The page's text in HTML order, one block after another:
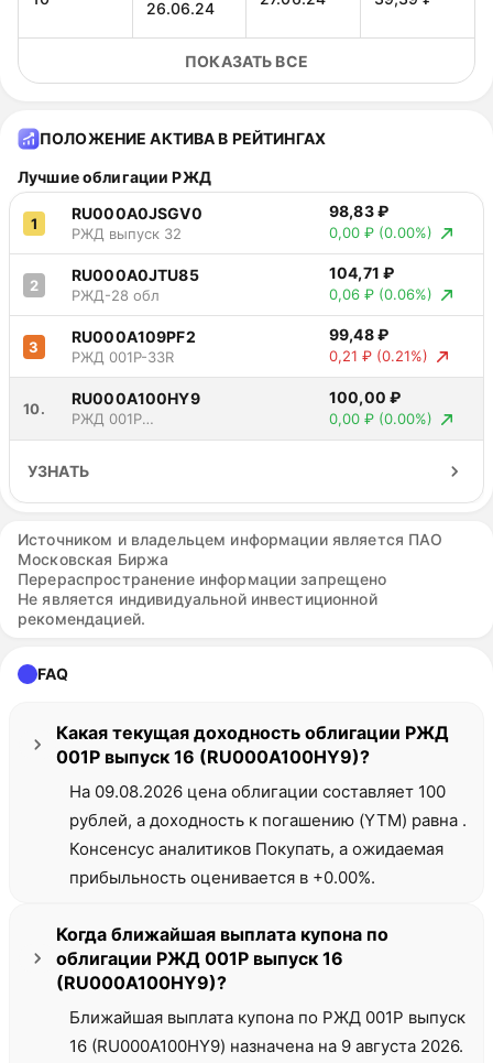
26.06.24
11
27.06.24 -
25.12.24
26.12.24 -
25.06.25
13
26.06.25 -
39,39 ₽
14
25.12.25 -
25.06.26 39,39 ₽
ПОКАЗАТЬ ВСЕ
ПОЛОЖЕНИЕ АКТИВА В РЕЙТИНГАХ
Лучшие облигации РЖД
1
RU000A0JSGV0
РЖД выпуск 32
98,83 ₽
0,00 ₽ (0.00%)
2
RU000A0JTU85
РЖД-28 обл
104,71 ₽
0,06 ₽ (0.06%)
3
RU000A109PF2
РЖД 001P-33R
99,48 ₽
0,21 ₽ (0.21%)
10.
RU000A100HY9
РЖД 001Р
выпуск 16
100,00 ₽
0,00 ₽ (0.00%)
УЗНАТЬ
Источником и владельцем информации является ПАО
Московская Биржа
Перераспространение информации запрещено
Не является индивидуальной инвестиционной
рекомендацией.
FAQ
Какая текущая доходность облигации РЖД
001Р выпуск 16 (RU000A100HY9)?
На 09.08.2026 цена облигации составляет 100
рублей, а доходность к погашению (YTM) равна .
Консенсус аналитиков Покупать, а ожидаемая
прибыльность оценивается в +0.00%.
Когда ближайшая выплата купона по
облигации РЖД 001Р выпуск 16
(RU000A100HY9)?
Ближайшая выплата купона по РЖД 001Р выпуск
16 (RU000A100HY9) назначена на 9 августа 2026.